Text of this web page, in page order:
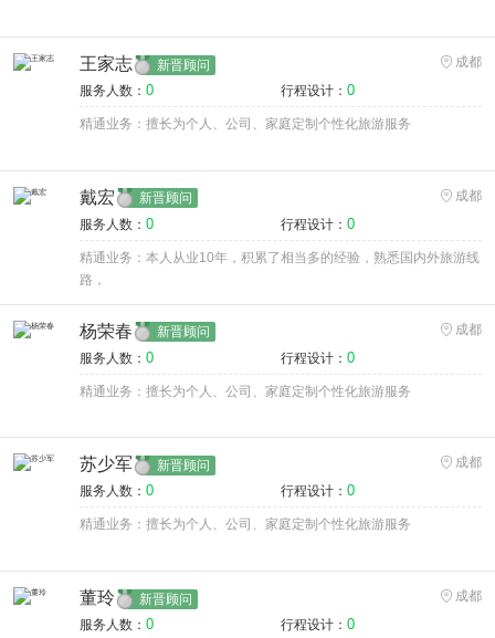
王家志 新晋顾问
成都
服务人数： 0 行程设计： 0
精通业务：擅长为个人、公司、家庭定制个性化旅游服务
戴宏 新晋顾问
成都
服务人数： 0 行程设计： 0
精通业务：本人从业10年，积累了相当多的经验，熟悉国内外旅游线
路，
杨荣春 新晋顾问
成都
服务人数： 0 行程设计： 0
精通业务：擅长为个人、公司、家庭定制个性化旅游服务
苏少军 新晋顾问
成都
服务人数： 0 行程设计： 0
精通业务：擅长为个人、公司、家庭定制个性化旅游服务
董玲 新晋顾问
成都
服务人数： 0 行程设计： 0